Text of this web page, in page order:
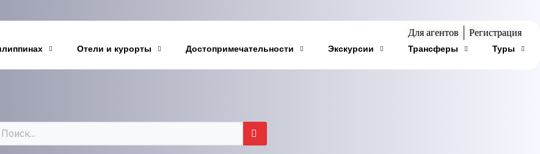
Для агентов Регистрация
Отели и курорты Достопримечательности Экскурсии Трансферы Туры